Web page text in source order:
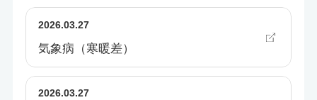
2026.03.27
気象病（寒暖差）
2026.03.27